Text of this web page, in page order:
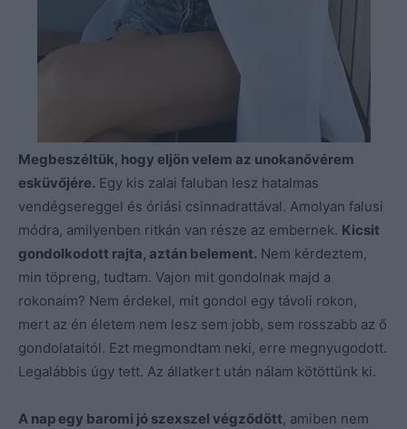
Megbeszéltük, hogy eljön velem az unokanővérem
esküvőjére. Egy kis zalai faluban lesz hatalmas
vendégsereggel és óriási csinnadrattával. Amolyan falusi
módra, amilyenben ritkán van része az embernek. Kicsit
gondolkodott rajta, aztán belement. Nem kérdeztem,
min töpreng, tudtam. Vajon mit gondolnak majd a
rokonaim? Nem érdekel, mit gondol egy távoli rokon,
mert az én életem nem lesz sem jobb, sem rosszabb az ő
gondolataitól. Ezt megmondtam neki, erre megnyugodott.
Legalábbis úgy tett. Az állatkert után nálam kötöttünk ki.
A nap egy baromi jó szexszel végződött, amiben nem